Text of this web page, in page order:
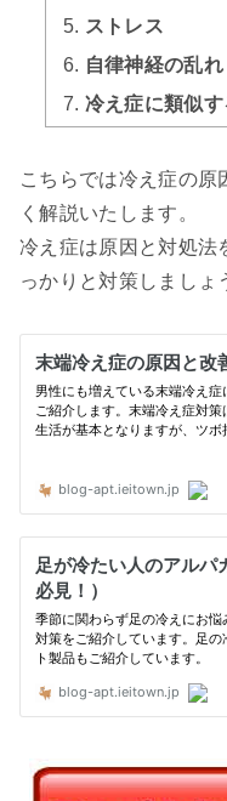
ストレス
自律神経の乱れ
冷え症に類似
こちらでは冷え症の原
く解説いたします。
冷え症は原因と対処法
っかりと対策しましょ